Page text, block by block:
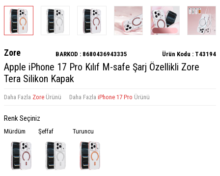
Zore BARKOD : 8680436943335 Ürün Kodu : T43194
Apple iPhone 17 Pro Kılıf M-safe Şarj Özellikli Zore
Tera Silikon Kapak
Daha Fazla Zore Ürünü Daha Fazla iPhone 17 Pro Ürünü
Renk Seçiniz
Mürdüm Şeffaf Turuncu